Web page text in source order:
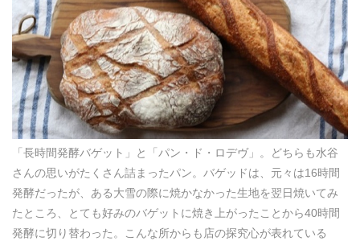
「長時間発酵バゲット」と「パン・ド・ロデヴ」。どちらも水谷
さんの思いがたくさん詰まったパン。バゲッドは、元々は16時間
発酵だったが、ある大雪の際に焼かなかった生地を翌日焼いてみ
たところ、とても好みのバゲットに焼き上がったことから40時間
発酵に切り替わった。こんな所からも店の探究心が表れている